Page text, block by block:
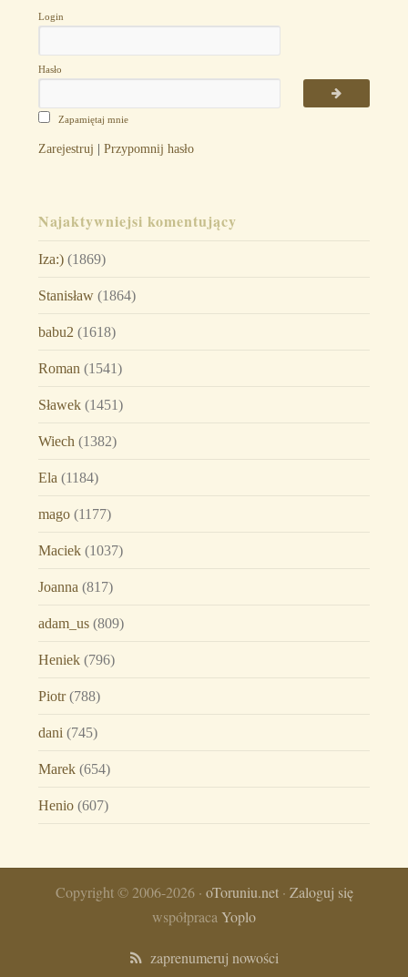
Login
Hasło
Zapamiętaj mnie
Zarejestruj | Przypomnij hasło
Najaktywniejsi komentujący
Iza:)(1869)
Stanisław(1864)
babu2 (1618)
Roman (1541)
Sławek(1451)
Wiech (1382)
Ela (1184)
mago(1177)
Maciek(1037)
Joanna (817)
adam_us(809)
Heniek(796)
Piotr(788)
dani (745)
Marek(654)
Henio(607)
Copyright © 2006-2026 · oToruniu.net· Zaloguj się
współpraca Yoplo
zaprenumeruj nowości